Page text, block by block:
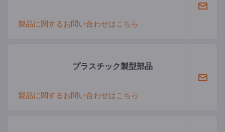
製品に関するお問い合わせはこちら
プラスチック製型部品
製品に関するお問い合わせはこちら